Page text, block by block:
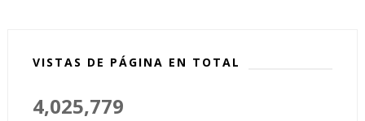
VISTAS DE PÁGINA EN TOTAL
4,025,779